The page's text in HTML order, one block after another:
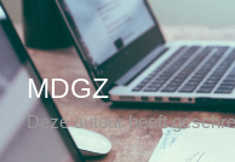
MDGZ
Deze auteur heeft